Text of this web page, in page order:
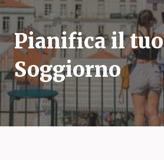
Pianifica il tuo
Soggiorno